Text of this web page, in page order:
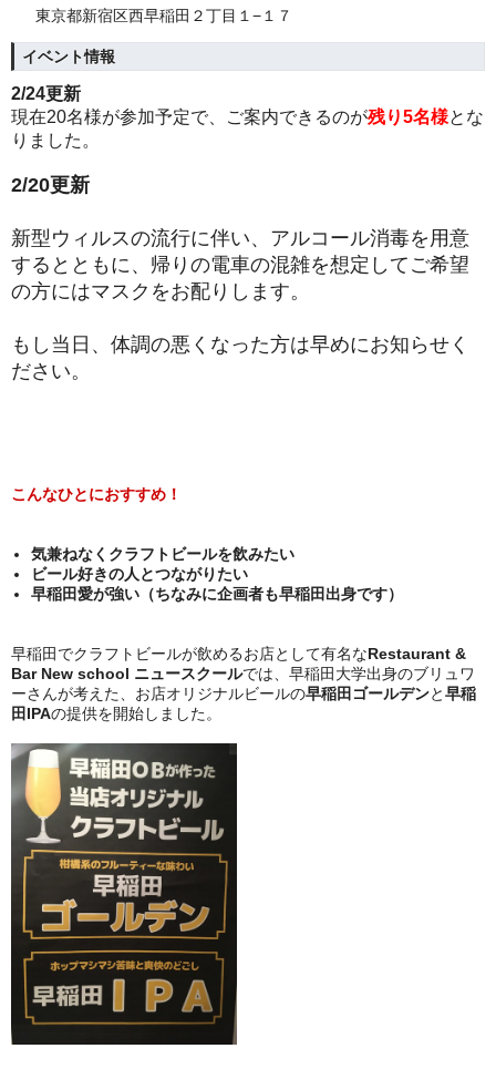
東京都新宿区西早稲田２丁目１−１７
イベント情報
2/24更新
現在20名様が参加予定で、ご案内できるのが残り5名様とな
りました。
2/20更新
新型ウィルスの流行に伴い、アルコール消毒を用意
するとともに、帰りの電車の混雑を想定してご希望
の方にはマスクをお配りします。
もし当日、体調の悪くなった方は早めにお知らせく
ださい。
こんなひとにおすすめ！
気兼ねなくクラフトビールを飲みたい
ビール好きの人とつながりたい
早稲田愛が強い（ちなみに企画者も早稲田出身です）
早稲田でクラフトビールが飲めるお店として有名なRestaurant &
Bar New school ニュースクールでは、早稲田大学出身のブリュワ
ーさんが考えた、お店オリジナルビールの早稲田ゴールデンと早稲
田IPAの提供を開始しました。